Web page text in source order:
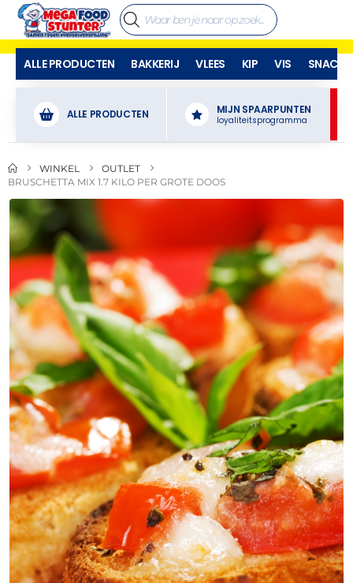
ALLE PRODUCTEN BAKKERIJ VLEES KIP VIS SNACKS
ALLE PRODUCTEN MIJN SPAARPUNTEN
loyaliteitsprogramma
WINKEL
OUTLET
BRUSCHETTA MIX 1.7 KILO PER GROTE DOOS